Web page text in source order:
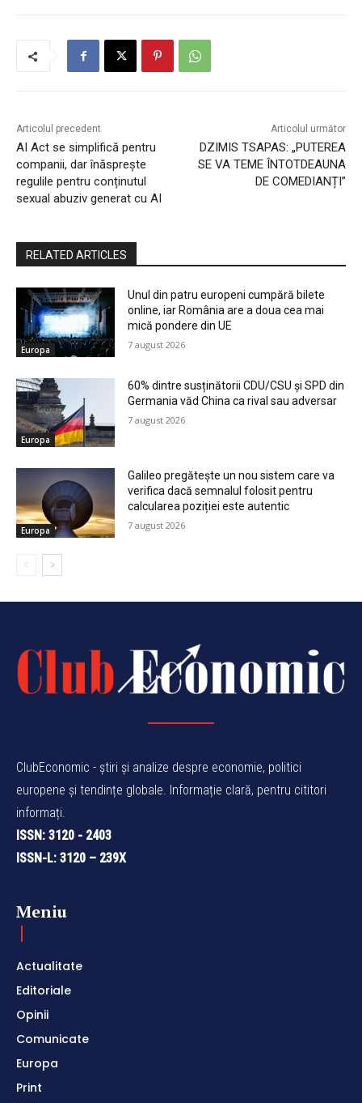
Articolul precedent
AI Act se simplifică pentru
companii, dar înăsprește
regulile pentru conținutul
sexual abuziv generat cu AI
Articolul următor
DZIMIS TSAPAS: „PUTEREA
SE VA TEME ÎNTOTDEAUNA
DE COMEDIANȚI”
RELATED ARTICLES
Europa
Unul din patru europeni cumpără bilete
online, iar România are a doua cea mai
mică pondere din UE
7 august 2026
Europa
60% dintre susținătorii CDU/CSU și SPD din
Germania văd China ca rival sau adversar
7 august 2026
Europa
Galileo pregătește un nou sistem care va
verifica dacă semnalul folosit pentru
calcularea poziției este autentic
7 august 2026
ClubEconomic - știri și analize despre economie, politici
europene și tendințe globale. Informație clară, pentru cititori
informați.
ISSN: 3120 - 2403
ISSN-L: 3120 – 239X
Meniu
Actualitate
Editoriale
Opinii
Comunicate
Europa
Print